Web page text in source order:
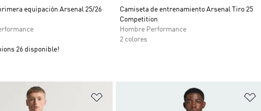
equipación Arsenal 25/26
26 disponible!
Camiseta de entrenamiento Arsenal Tiro 25
Competition
Hombre Performance
2 colores
de deseos Añadir a la lista de deseos